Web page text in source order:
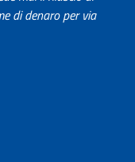
di denaro per via